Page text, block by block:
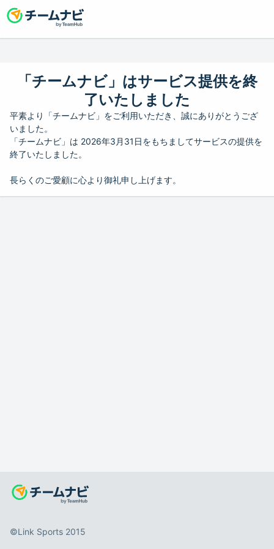
「チームナビ」はサービス提供を終
了いたしました
平素より「チームナビ」をご利用いただき、誠にありがとうござ
いました。
「チームナビ」は 2026年3月31日をもちましてサービスの提供を
終了いたしました。
長らくのご愛顧に心より御礼申し上げます。
©️Link Sports 2015